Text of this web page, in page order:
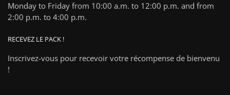
Monday to Friday from 10:00 a.m. to 12:00 p.m. and from
2:00 p.m. to 4:00 p.m.
RECEVEZ LE PACK !
Inscrivez-vous pour recevoir votre récompense de bienvenu
!